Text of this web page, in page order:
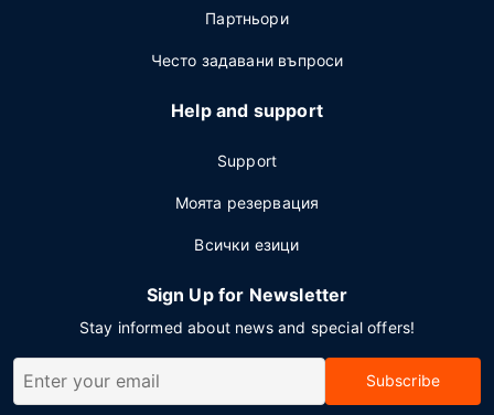
Партньори
Често задавани въпроси
Help and support
Support
Моята резервация
Всички езици
Sign Up for Newsletter
Stay informed about news and special offers!
Subscribe